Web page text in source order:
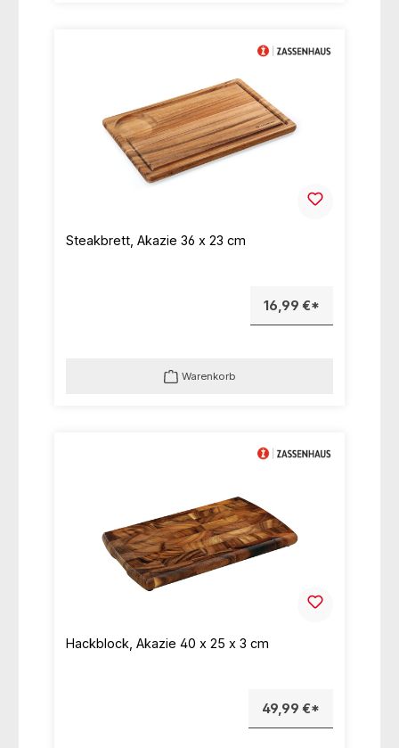
Steakbrett, Akazie 36 x 23 cm
16,99 €*
Warenkorb
Hackblock, Akazie 40 x 25 x 3 cm
49,99 €*